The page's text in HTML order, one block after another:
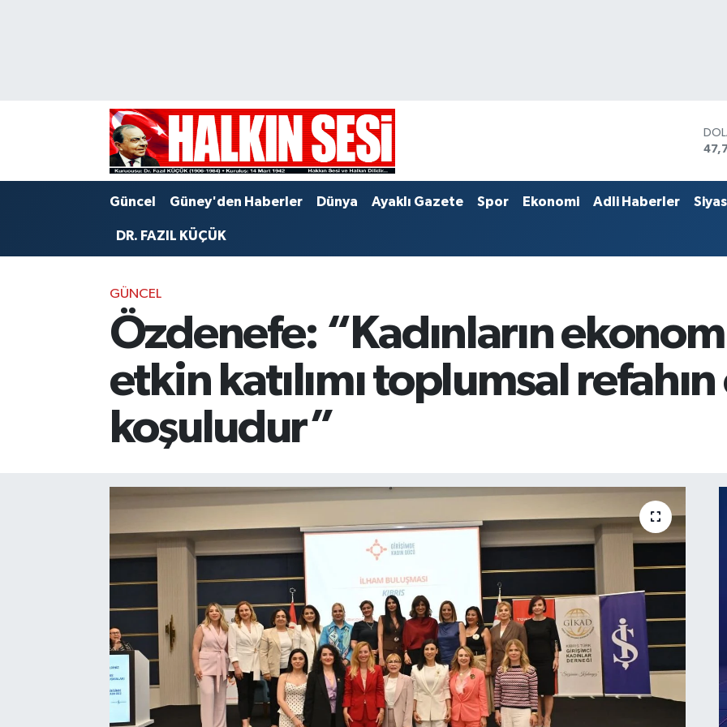
Güncel Güney'den Haberler Dünya Ayaklı Gazete Spor Ekonomi Adli Haberler
DR. FAZIL KÜÇÜK
GÜNCEL
Özdenefe: “Kadınların
etkin katılımı toplumsal refahın
koşuludur”
Trafik Durumu
Puan Durumu ve Fikstür
Haber Arşivi